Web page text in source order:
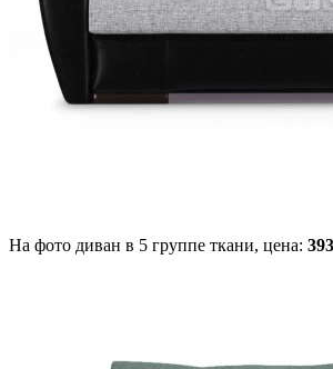
На фото диван в 5 группе ткани, цена: